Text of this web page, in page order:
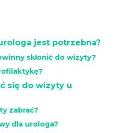
jest potrzebna?
skłonić do wizyty?
się do wizyty u
zabrać?
dla urologa?